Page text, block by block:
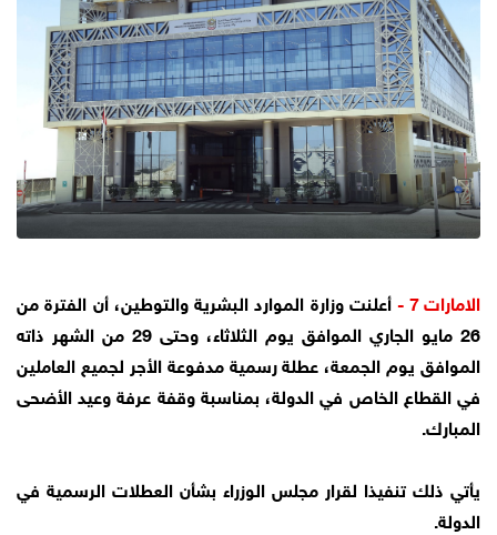
الامارات 7 -
أعلنت وزارة الموارد البشرية والتوطين، أن الفترة من
26 مايو الجاري الموافق يوم الثلاثاء، وحتى 29 من الشهر ذاته
الموافق يوم الجمعة، عطلة رسمية مدفوعة الأجر لجميع العاملين
في القطاع الخاص في الدولة، بمناسبة وقفة عرفة وعيد الأضحى
المبارك.
يأتي ذلك تنفيذا لقرار مجلس الوزراء بشأن العطلات الرسمية في
الدولة.